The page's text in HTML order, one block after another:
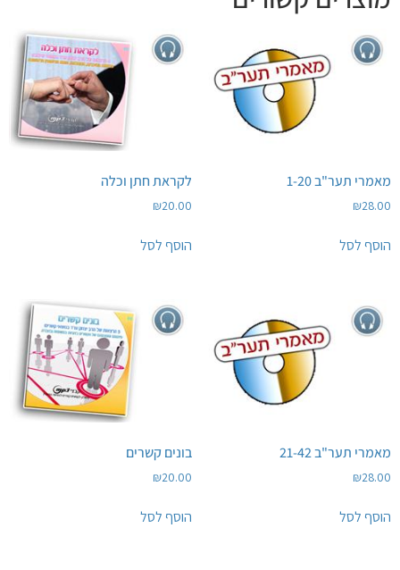
מאמרי תער"ב 1-20
₪28.00
הוסף לסל
לקראת חתן וכלה
₪20.00
הוסף לסל
מאמרי תער"ב 21-42
₪28.00
הוסף לסל
בונים קשרים
₪20.00
הוסף לסל